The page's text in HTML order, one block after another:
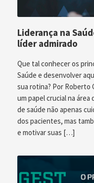
Liderança na
líder admirado
Que tal conhecer os
Saúde e desenvolver
sua rotina? Por Roberto
um papel crucial na
de saúde não apenas
dos pacientes, mas
e motivar suas […]